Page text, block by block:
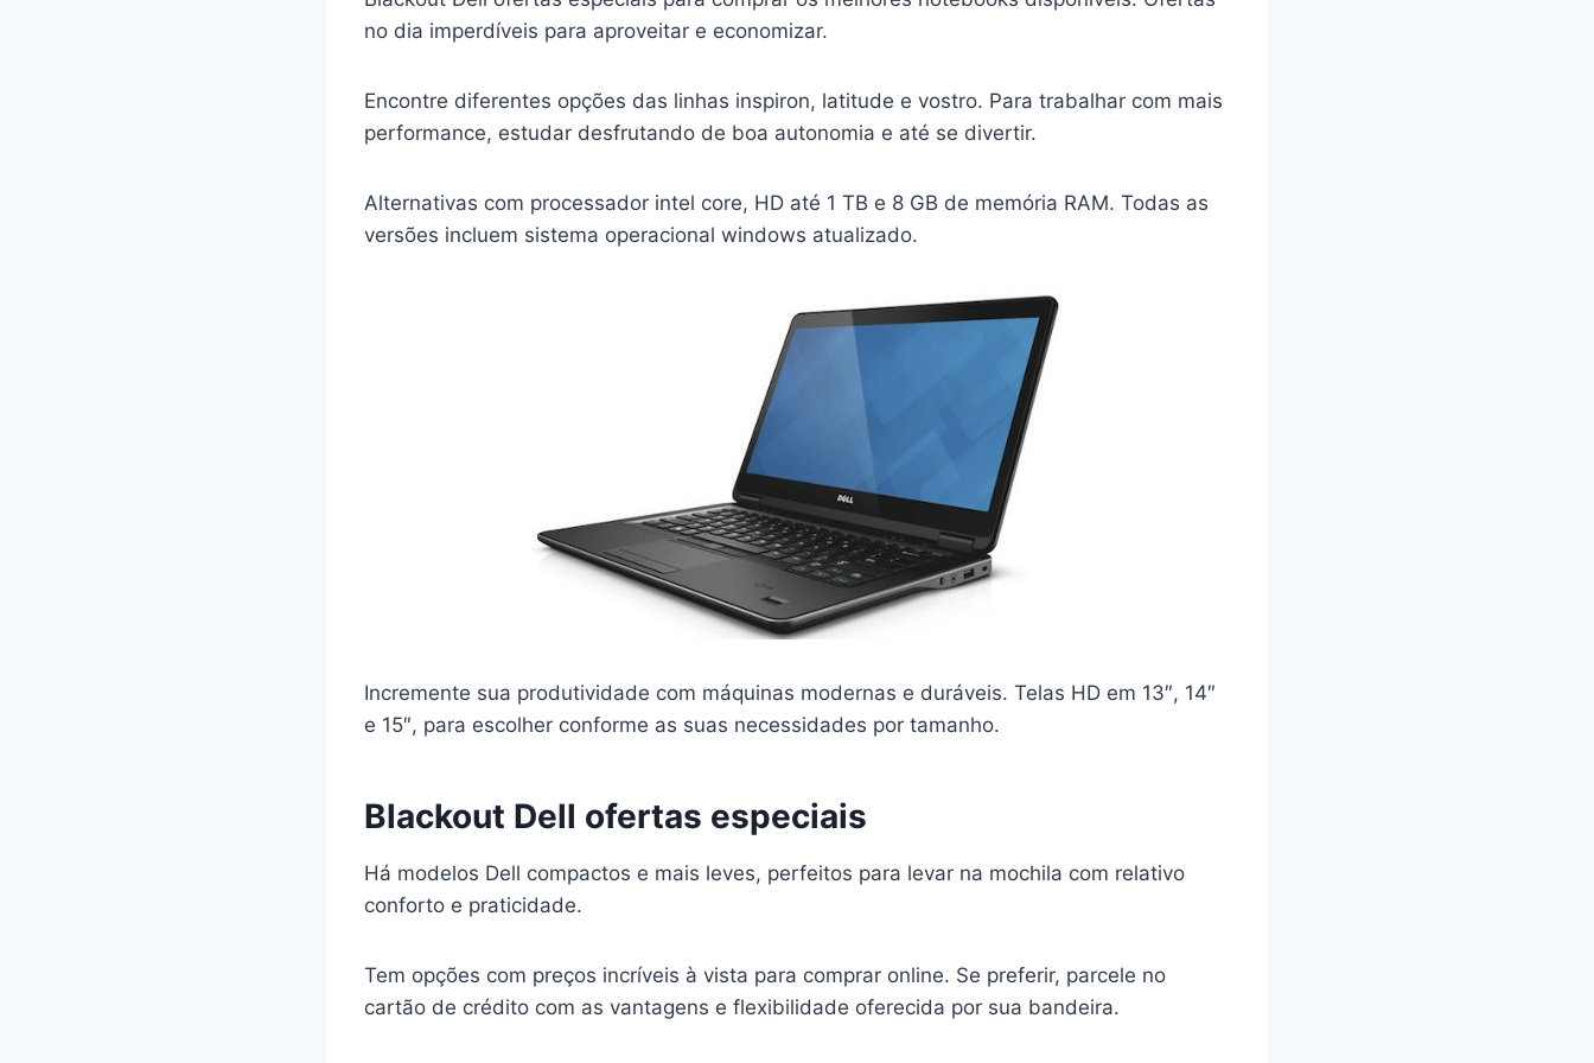
no dia imperdíveis para aproveitar e economizar.
Encontre diferentes opções das linhas inspiron, latitude e vostro. Para trabalhar com mais
performance, estudar desfrutando de boa autonomia e até se divertir.
Alternativas com processador intel core, HD até 1 TB e 8 GB de memória RAM. Todas as
versões incluem sistema operacional windows atualizado.
Incremente sua produtividade com máquinas modernas e duráveis. Telas HD em 13″, 14″
e 15″, para escolher conforme as suas necessidades por tamanho.
Blackout Dell ofertas especiais
Há modelos Dell compactos e mais leves, perfeitos para levar na mochila com relativo
conforto e praticidade.
Tem opções com preços incríveis à vista para comprar online. Se preferir, parcele no
cartão de crédito com as vantagens e flexibilidade oferecida por sua bandeira.